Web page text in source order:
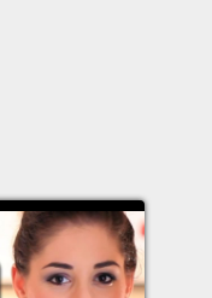
your
要消滅異味菌